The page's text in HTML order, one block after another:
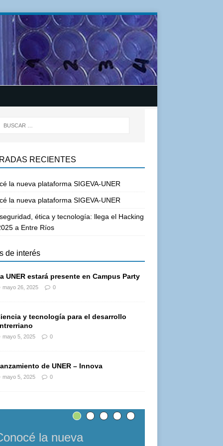
RECIENTES
la nueva plataforma SIGEVA-UNER
la nueva plataforma SIGEVA-UNER
ética y tecnología: llega el Hacking
a Entre Ríos
de interés
UNER estará presente en Campus Party
mayo 26, 2025 0
y tecnología para el desarrollo
mayo 5, 2025 0
de UNER – Innova
mayo 5, 2025 0
la nueva